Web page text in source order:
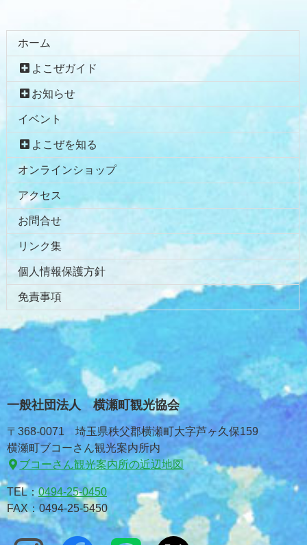
ホーム
よこぜガイド
お知らせ
イベント
よこぜを知る
オンラインショップ
アクセス
お問合せ
リンク集
個人情報保護方針
免責事項
一般社団法人 横瀬町観光協会
〒368-0071 埼玉県秩父郡横瀬町大字芦ヶ久保159
横瀬町ブコーさん観光案内所内
ブコーさん観光案内所の近辺地図
TEL： 0494-25-0450
FAX：0494-25-5450